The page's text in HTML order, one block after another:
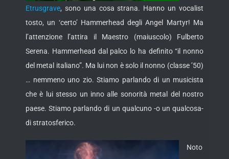
Etrusgrave, sono una cosa strana. Hanno un vocalist
tosto, un ‘certo’ Hammerhead degli Angel Martyr! Ma
l’attenzione l’attira il Maestro (maiuscolo) Fulberto
Serena. Hammerhead dal palco lo ha definito “il nonno
del metal italiano”. Ma lui non è solo il nonno (classe ’50)
… nemmeno uno zio. Stiamo parlando di un musicista
che è lui stesso un inno alle sonorità metal del nostro
paese. Stiamo parlando di un qualcuno -o un qualcosa-
di stratosferico.
Noto